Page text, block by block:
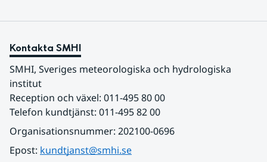
Kontakta SMHI
SMHI, Sveriges meteorologiska och hydrologiska
institut
Reception och växel: 011-495 80 00
Telefon kundtjänst: 011-495 82 00
Organisationsnummer: 202100-0696
Epost: kundtjanst@smhi.se